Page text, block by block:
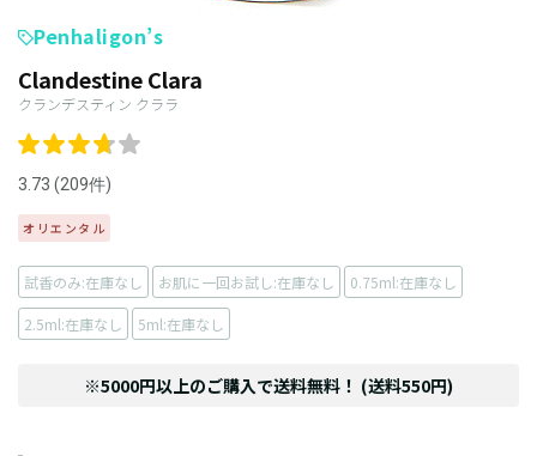
Penhaligon’s
Clandestine Clara
クランデスティン クララ
3.73 (209件)
オリエンタル
試香のみ:在庫なし お肌に一回お試し:在庫なし 0.75ml:在庫なし
2.5ml:在庫なし 5ml:在庫なし
※5000円以上のご購入で送料無料！ (送料550円)